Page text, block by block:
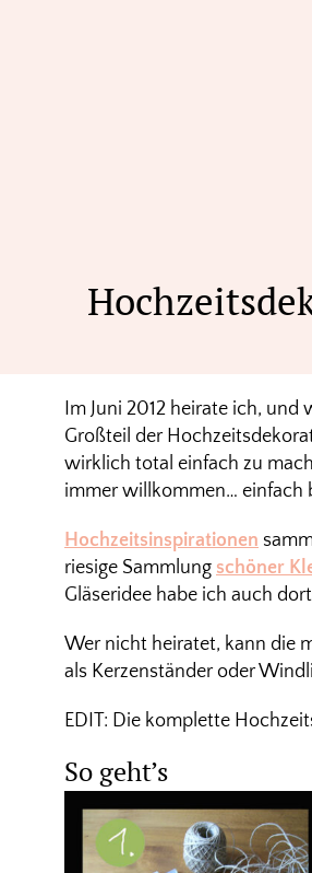
Im Juni 2012 heirate ich, und
Großteil der
wirklich total einfach zu
immer willkommen… einfach
Hochzeitsinspirationen
riesige Sammlung schöner
Gläseridee habe ich auch
Wer nicht heiratet, kann die
als Kerzenständer oder
EDIT: Die komplette
So geht’s